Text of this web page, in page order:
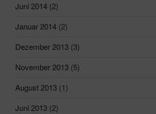
Juni 2014 (2)
Januar 2014 (2)
Dezember 2013 (3)
November 2013 (5)
August 2013 (1)
Juni 2013 (2)